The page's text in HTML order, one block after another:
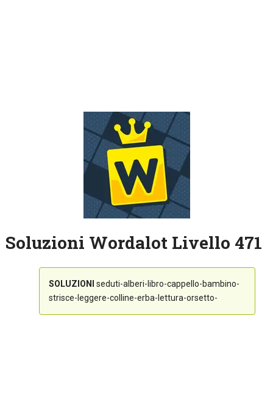
Soluzioni Wordalot Livello 471
SOLUZIONI
seduti-alberi-libro-cappello-bambino-
strisce-leggere-colline-erba-lettura-orsetto-